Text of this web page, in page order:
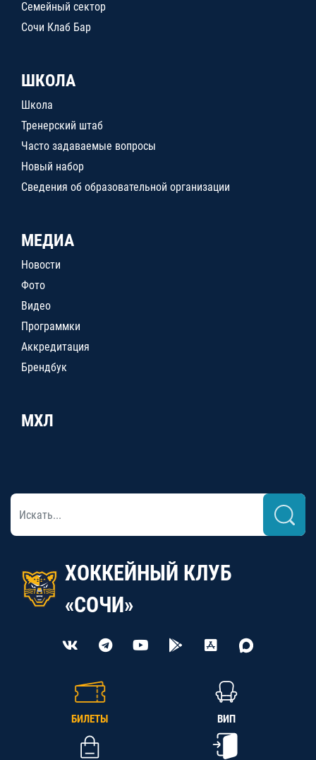
Семейный сектор
Сочи Клаб Бар
ШКОЛА
Школа
Тренерский штаб
Часто задаваемые вопросы
Новый набор
Сведения об образовательной организации
МЕДИА
Новости
Фото
Видео
Программки
Аккредитация
Брендбук
МХЛ
ХОККЕЙНЫЙ КЛУБ
«СОЧИ»
БИЛЕТЫ ВИП